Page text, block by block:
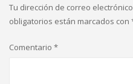
Tu dirección de correo
obligatorios están marcados con
Comentario *